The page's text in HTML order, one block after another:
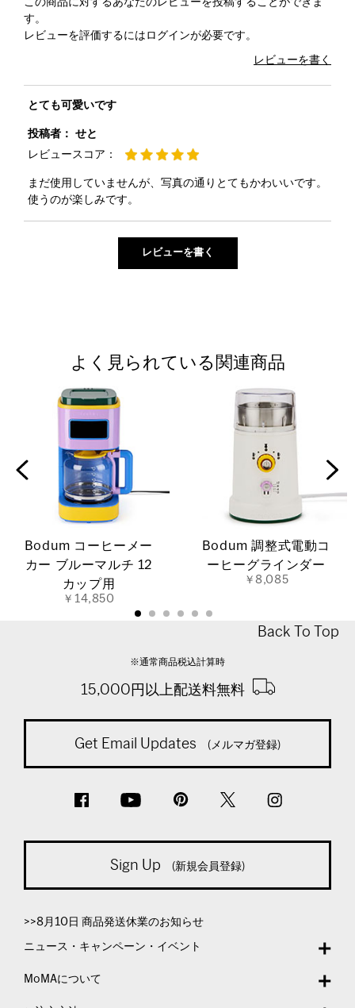
この商品に対するあなたのレビューを投稿することができま
す。
レビューを評価するには ログインが必要です。
レビューを書く
とても可愛いです
投稿者：
せと
レビュースコア：
まだ使用していませんが、写真の通りとてもかわいいです。
使うのが楽しみです。
よく見られている関連商品
Bodum コーヒーメー
カー ブルーマルチ 12
カップ用
￥14,850
Bodum 調整式電動コ
ーヒーグラインダー
￥8,085
Back To Top
※通常商品税込計算時
15,000円以上配送料無料
Get Email Updates (メルマガ登録)
Sign Up (新規会員登録)
>>8月10日 商品発送休業のお知らせ
ニュース・キャンペーン・イベント
MoMAについて